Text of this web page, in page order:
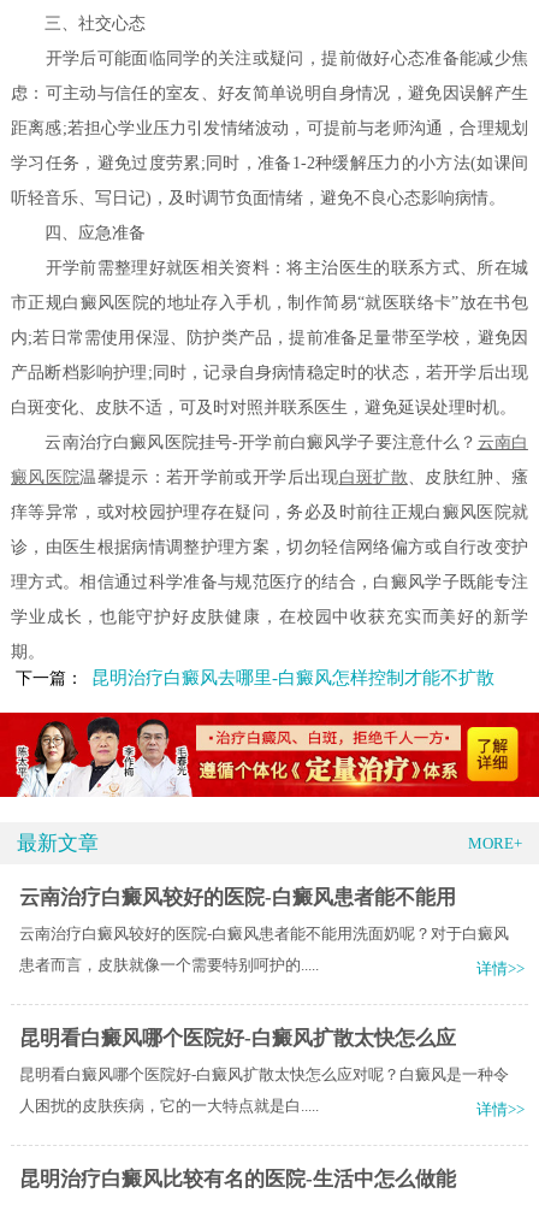
三、社交心态
开学后可能面临同学的关注或疑问，提前做好心态准备能减少焦
虑：可主动与信任的室友、好友简单说明自身情况，避免因误解产生
距离感;若担心学业压力引发情绪波动，可提前与老师沟通，合理规划
学习任务，避免过度劳累;同时，准备1-2种缓解压力的小方法(如课间
听轻音乐、写日记)，及时调节负面情绪，避免不良心态影响病情。
四、应急准备
开学前需整理好就医相关资料：将主治医生的联系方式、所在城
市正规白癜风医院的地址存入手机，制作简易“就医联络卡”放在书包
内;若日常需使用保湿、防护类产品，提前准备足量带至学校，避免因
产品断档影响护理;同时，记录自身病情稳定时的状态，若开学后出现
白斑变化、皮肤不适，可及时对照并联系医生，避免延误处理时机。
云南治疗白癜风医院挂号-开学前白癜风学子要注意什么？ 云南白
癜风医院温馨提示：若开学前或开学后出现白斑扩散、皮肤红肿、瘙
痒等异常，或对校园护理存在疑问，务必及时前往正规白癜风医院就
诊，由医生根据病情调整护理方案，切勿轻信网络偏方或自行改变护
理方式。相信通过科学准备与规范医疗的结合，白癜风学子既能专注
学业成长，也能守护好皮肤健康，在校园中收获充实而美好的新学
期。
下一篇：
昆明治疗白癜风去哪里-白癜风怎样控制才能不扩散
最新文章 MORE+
云南治疗白癜风较好的医院-白癜风患者能不能用
云南治疗白癜风较好的医院-白癜风患者能不能用洗面奶呢？对于白癜风
患者而言，皮肤就像一个需要特别呵护的.....
详情>>
昆明看白癜风哪个医院好-白癜风扩散太快怎么应
昆明看白癜风哪个医院好-白癜风扩散太快怎么应对呢？白癜风是一种令
人困扰的皮肤疾病，它的一大特点就是白.....
详情>>
昆明治疗白癜风比较有名的医院-生活中怎么做能